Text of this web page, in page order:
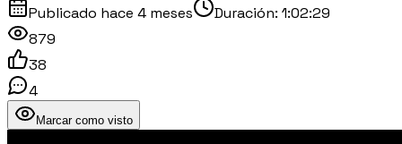
Publicado hace 4 meses Duración: 1:02:29
879
38
4
Marcar como visto